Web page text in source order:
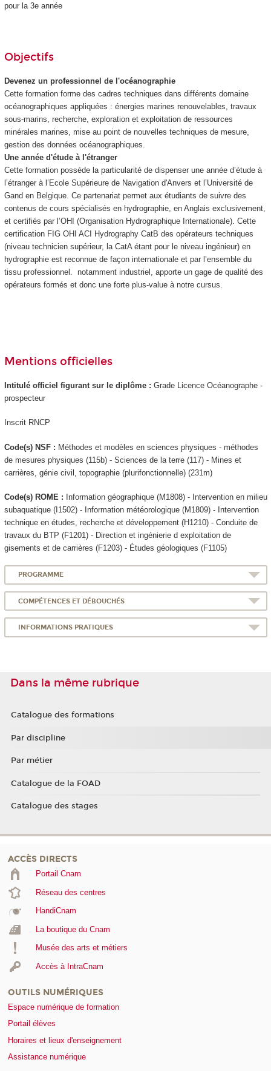
pour la 3e année
Objectifs
Devenez un professionnel de l'océanographie
Cette formation forme des cadres techniques dans différents domaine
océanographiques appliquées : énergies marines renouvelables, travaux
sous-marins, recherche, exploration et exploitation de ressources
minérales marines, mise au point de nouvelles techniques de mesure,
gestion des données océanographiques.
Une année d'étude à l'étranger
Cette formation possède la particularité de dispenser une année d’étude à
l’étranger à l’Ecole Supérieure de Navigation d'Anvers et l’Université de
Gand en Belgique. Ce partenariat permet aux étudiants de suivre des
contenus de cours spécialisés en hydrographie, en Anglais exclusivement,
et certifiés par l’OHI (Organisation Hydrographique Internationale). Cette
certification FIG OHI ACI Hydrography CatB des opérateurs techniques
(niveau technicien supérieur, la CatA étant pour le niveau ingénieur) en
hydrographie est reconnue de façon internationale et par l’ensemble du
tissu professionnel. notamment industriel, apporte un gage de qualité des
opérateurs formés et donc une forte plus-value à notre cursus.
Mentions officielles
Intitulé officiel figurant sur le diplôme : Grade Licence Océanographe -
prospecteur
Inscrit RNCP
Code(s) NSF : Méthodes et modèles en sciences physiques - méthodes
de mesures physiques (115b) - Sciences de la terre (117) - Mines et
carrières, génie civil, topographie (plurifonctionnelle) (231m)
Code(s) ROME : Information géographique (M1808) - Intervention en milieu
subaquatique (I1502) - Information météorologique (M1809) - Intervention
technique en études, recherche et développement (H1210) - Conduite de
travaux du BTP (F1201) - Direction et ingénierie d exploitation de
gisements et de carrières (F1203) - Études géologiques (F1105)
PROGRAMME
COMPÉTENCES ET DÉBOUCHÉS
INFORMATIONS PRATIQUES
Dans la même rubrique
Catalogue des formations
Par discipline
Par métier
Catalogue de la FOAD
Catalogue des stages
ACCÈS DIRECTS
Portail Cnam
Réseau des centres
HandiCnam
La boutique du Cnam
Musée des arts et métiers
Accès à IntraCnam
OUTILS NUMÉRIQUES
Espace numérique de formation
Portail élèves
Horaires et lieux d'enseignement
Assistance numérique